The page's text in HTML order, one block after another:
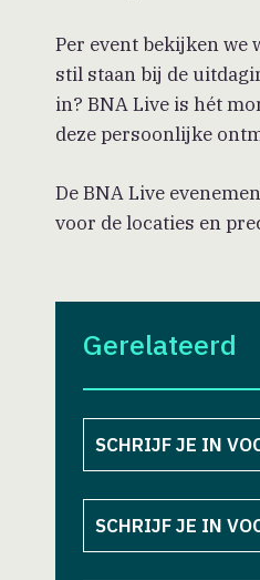
Per event bekijken we
stil staan bij de
in? BNA Live is hét
deze persoonlijke
De BNA Live
voor de locaties en
Gerelateerd
SCHRIJF JE IN
SCHRIJF JE IN